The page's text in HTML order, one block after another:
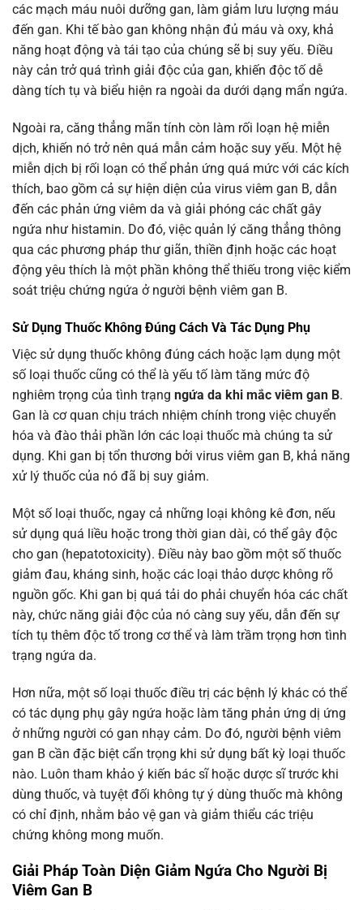
các mạch máu nuôi dưỡng gan, làm giảm lưu lượng máu
đến gan. Khi tế bào gan không nhận đủ máu và oxy, khả
năng hoạt động và tái tạo của chúng sẽ bị suy yếu. Điều
này cản trở quá trình giải độc của gan, khiến độc tố dễ
dàng tích tụ và biểu hiện ra ngoài da dưới dạng mẩn ngứa.
Ngoài ra, căng thẳng mãn tính còn làm rối loạn hệ miễn
dịch, khiến nó trở nên quá mẫn cảm hoặc suy yếu. Một hệ
miễn dịch bị rối loạn có thể phản ứng quá mức với các kích
thích, bao gồm cả sự hiện diện của virus viêm gan B, dẫn
đến các phản ứng viêm da và giải phóng các chất gây
ngứa như histamin. Do đó, việc quản lý căng thẳng thông
qua các phương pháp thư giãn, thiền định hoặc các hoạt
động yêu thích là một phần không thể thiếu trong việc kiểm
soát triệu chứng ngứa ở người bệnh viêm gan B.
Sử Dụng Thuốc Không Đúng Cách Và Tác Dụng Phụ
Việc sử dụng thuốc không đúng cách hoặc lạm dụng một
số loại thuốc cũng có thể là yếu tố làm tăng mức độ
nghiêm trọng của tình trạng ngứa da khi mắc viêm gan B.
Gan là cơ quan chịu trách nhiệm chính trong việc chuyển
hóa và đào thải phần lớn các loại thuốc mà chúng ta sử
dụng. Khi gan bị tổn thương bởi virus viêm gan B, khả năng
xử lý thuốc của nó đã bị suy giảm.
Một số loại thuốc, ngay cả những loại không kê đơn, nếu
sử dụng quá liều hoặc trong thời gian dài, có thể gây độc
cho gan (hepatotoxicity). Điều này bao gồm một số thuốc
giảm đau, kháng sinh, hoặc các loại thảo dược không rõ
nguồn gốc. Khi gan bị quá tải do phải chuyển hóa các chất
này, chức năng giải độc của nó càng suy yếu, dẫn đến sự
tích tụ thêm độc tố trong cơ thể và làm trầm trọng hơn tình
trạng ngứa da.
Hơn nữa, một số loại thuốc điều trị các bệnh lý khác có thể
có tác dụng phụ gây ngứa hoặc làm tăng phản ứng dị ứng
ở những người có gan nhạy cảm. Do đó, người bệnh viêm
gan B cần đặc biệt cẩn trọng khi sử dụng bất kỳ loại thuốc
nào. Luôn tham khảo ý kiến bác sĩ hoặc dược sĩ trước khi
dùng thuốc, và tuyệt đối không tự ý dùng thuốc mà không
có chỉ định, nhằm bảo vệ gan và giảm thiểu các triệu
chứng không mong muốn.
Giải Pháp Toàn Diện Giảm Ngứa Cho Người Bị
Viêm Gan B